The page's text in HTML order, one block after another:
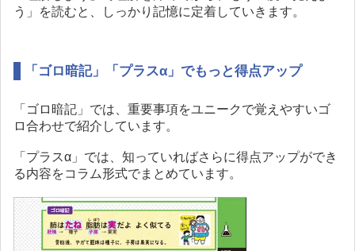
う」を読むと、しっかり記憶に定着していきます。
「ゴロ暗記」「プラスα」でもっと得点アップ
「ゴロ暗記」では、重要事項をユニークで覚えやすいゴ
ロ合わせで紹介しています。
「プラスα」では、知っていればさらに得点アップができ
る内容をコラム形式でまとめています。